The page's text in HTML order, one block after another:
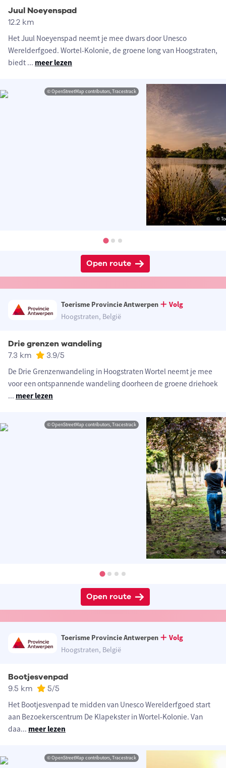
Juul Noeyenspad
12.2 km
Het Juul Noeyenspad neemt je mee dwars door Unesco
Werelderfgoed. Wortel-Kolonie, de groene long van Hoogstraten,
biedt ... meer lezen
© OpenStreetMap contributors, Tracestrack
©
Open route
Toerisme Provincie Antwerpen
Volg
Hoogstraten, België
Drie grenzen wandeling
7.3 km 3.9/5
De Drie Grenzenwandeling in Hoogstraten Wortel neemt je mee
voor een ontspannende wandeling doorheen de groene driehoek
... meer lezen
© OpenStreetMap contributors, Tracestrack
©
Open route
Toerisme Provincie Antwerpen
Volg
Hoogstraten, België
Bootjesvenpad
9.5 km 5/5
Het Bootjesvenpad te midden van Unesco Werelderfgoed start
aan Bezoekerscentrum De Klapekster in Wortel-Kolonie. Van
daa... meer lezen
© OpenStreetMap contributors, Tracestrack